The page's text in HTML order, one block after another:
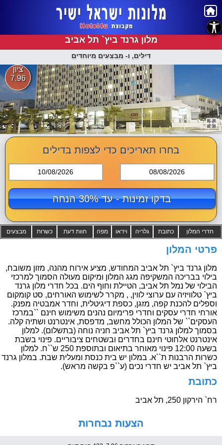
מלון גרנד ביץ` תל אביב
דילים, ו- מבצעים מיוחדים
ציון
7.96
בחרו תאריכים כדי לצפות בדילים
10/08/2026 08/08/2026
בדקו זמינות - עד 30% הנחה
מבצעים כשרות חוות דעת מפה וידאו גלריה כתובת חדרי המלון
פרטי המלון
מלון גרנד ביץ` תל אביב המחודש, מציע אירוח מהנה, מזון משובח,
בילוי בבריכה המשקיפה מגג המלון ומיקום מעולה הסמוך למרכזי
הבילוי של נמל תל אביב, הטיילת וחוף הים. בכל חדרי מלון גרנד
ביץ` טלוויזיה עם ערוצי לווין, , מקרר לשימוש האורחים, סט קומקום
וספלים להכנת קפה, מזגן, כספת דיגיטלית, וחדר אמבטיה מפנק.
אורחי חדרי עסקים וחדרי פרימיום נהנים משימוש חינם ``במרכז
העסקים`` של המלון הכולל מחשב, מדפסת, אינטרנט ושתיה קלה.
בסמוך למלון גרנד ביץ` תל אביב חניה נוחה (בתשלום). למלון
אינטרנט אלחוטי חינם בחדרים ובשטחים ציבוריים. פינוי בשבת
בשעה 12:00 פינוי מאוחר בתיאום ובתוספת 250 ש``ח. למלון
כשרות הרבנות ת``א. במלון יש בית כנסת ומעלית שבת. במלון גרנד
ביץ` תל אביב יש חדרי נכים (ע``פ בקשה מראש).
כתובת
רח` הירקון 250, תל אביב
הצעות נבחרות
נגישות